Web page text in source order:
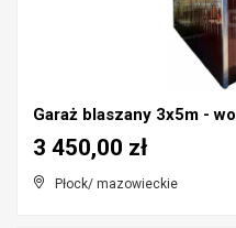
Garaż blaszany 3x5m -
Płock/ mazowieckie
3 450,00 zł